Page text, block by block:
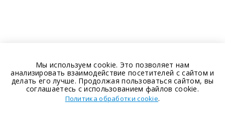
Мы используем cookie. Это позволяет нам
анализировать взаимодействие посетителей с сайтом и
делать его лучше. Продолжая пользоваться сайтом, вы
соглашаетесь с использованием файлов cookie.
Политика обработки cookie.